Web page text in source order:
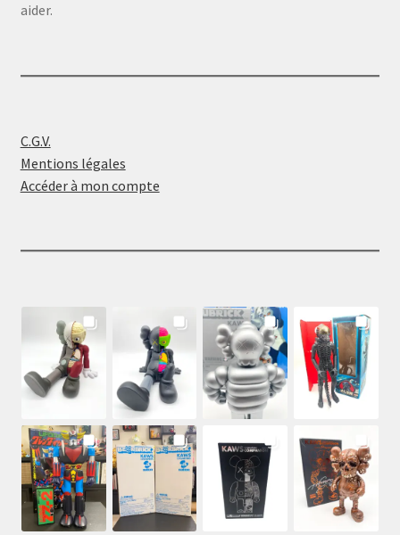
aider.
C.G.V.
Mentions légales
Accéder à mon compte